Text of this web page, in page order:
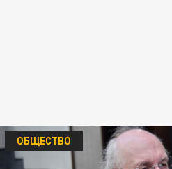
ОБЩЕСТВО